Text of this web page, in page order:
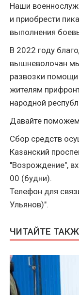
Наши
и приобрести
выполнения
В 2022 году
вышневолочан
развозки
жителям
народной
Давайте
Сбор средств
Казанский
"Возрождение",
00 (будни).
Телефон для
Ульянов)".
ЧИТАЙТЕ